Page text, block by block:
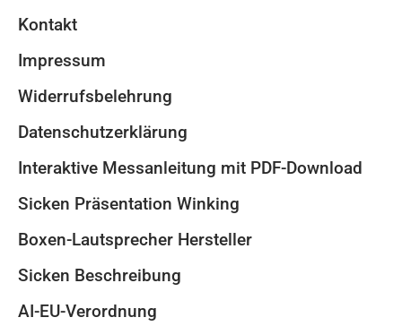
Kontakt
Impressum
Widerrufsbelehrung
Datenschutzerklärung
Interaktive Messanleitung mit PDF-Download
Sicken Präsentation Winking
Boxen-Lautsprecher Hersteller
Sicken Beschreibung
AI-EU-Verordnung